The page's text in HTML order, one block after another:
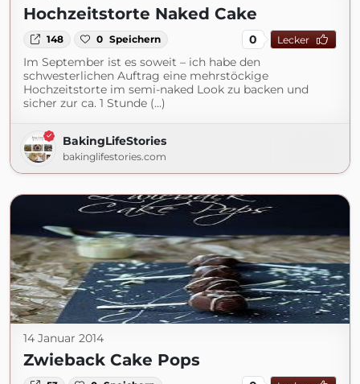
Hochzeitstorte Naked Cake
148 0 Speichern 0 Lecker
Im September ist es soweit – ich habe den
schwesterlichen Auftrag eine mehrstöckige
Hochzeitstorte im semi-naked Look zu backen und
sicher zur ca. 1 Stunde (...)
BakingLifeStories
bakinglifestories.com
14 Januar 2014
Zwieback Cake Pops